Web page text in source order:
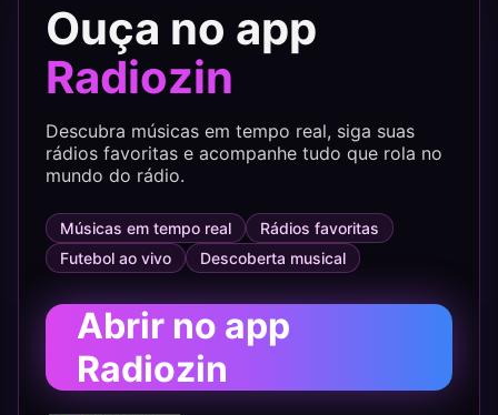
Ouça no app
Radiozin
Descubra músicas em tempo real, siga suas
rádios favoritas e acompanhe tudo que rola no
mundo do rádio.
Músicas em tempo real
Rádios favoritas
Futebol ao vivo
Descoberta musical
Abrir no app
Radiozin